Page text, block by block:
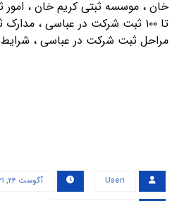
تا ۱۰۰ ثبت شرکت در عباسی ،
مراحل ثبت شرکت در عباسی ،
User۱ آگوست ۲۴, ۲۰۲۱